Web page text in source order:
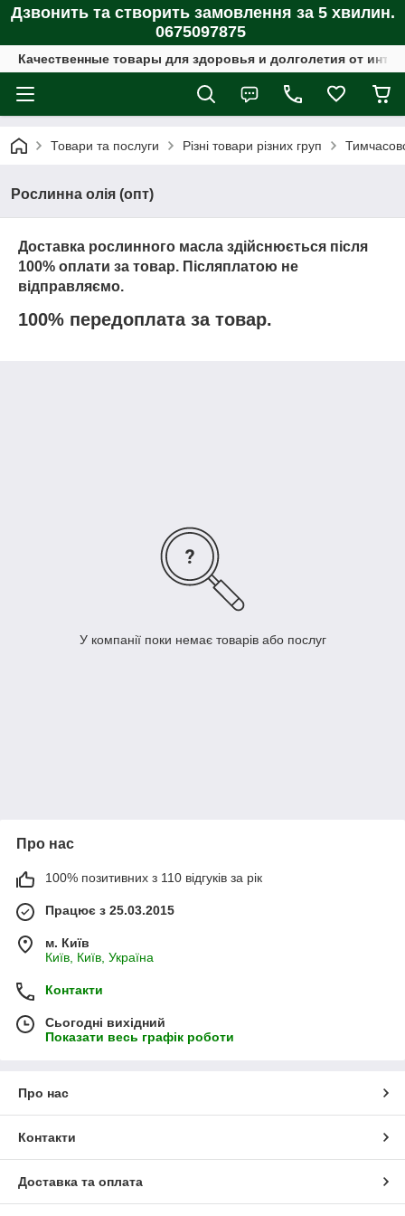
Дзвонить та створить замовлення за 5 хвилин.
0675097875
Качественные товары для здоровья и долголетия от
Товари та послуги Різні товари різних груп
Рослинна олія (опт)
Доставка рослинного масла здійснюється після
100% оплати за товар. Післяплатою не
відправляємо.
100% передоплата за товар.
У компанії поки немає товарів або послуг
Про нас
100% позитивних з 110 відгуків за рік
Працює з 25.03.2015
м. Київ
Київ, Київ, Україна
Контакти
Сьогодні вихідний
Показати весь графік роботи
Про нас
Контакти
Доставка та оплата